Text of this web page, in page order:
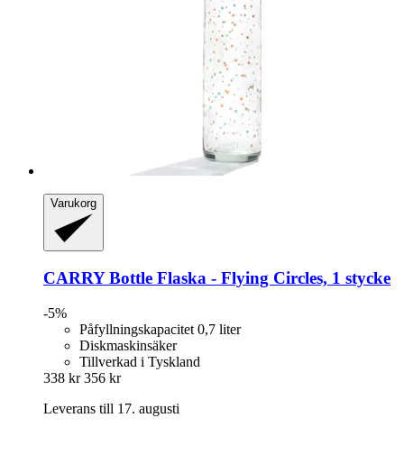
Varukorg
CARRY Bottle Flaska -​ Flying Circles, 1 stycke
-5%
Påfyllningskapacitet 0,7 liter
Diskmaskinsäker
Tillverkad i Tyskland
338 kr 356 kr
Leverans till 17. augusti